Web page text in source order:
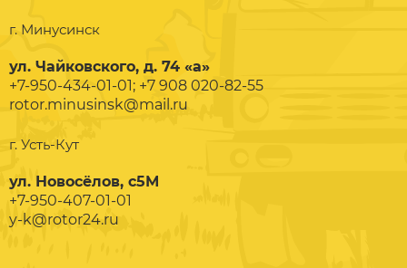
г. Минусинск
ул. Чайковского, д. 74 «а»
+7-950-434-01-01; +7 908 020-82-55
rotor.minusinsk@mail.ru
г. Усть-Кут
ул. Новосёлов, с5М
+7-950-407-01-01
y-k@rotor24.ru